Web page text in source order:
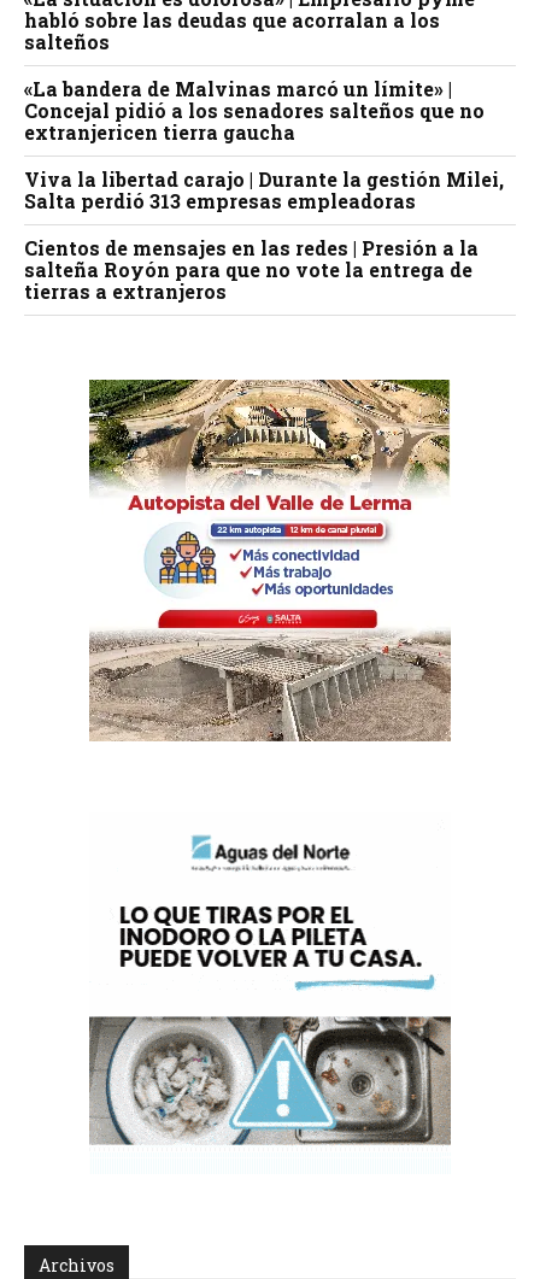
habló sobre las deudas que acorralan a los
salteños
«La bandera de Malvinas marcó un límite» |
Concejal pidió a los senadores salteños que no
extranjericen tierra gaucha
Viva la libertad carajo | Durante la gestión Milei,
Salta perdió 313 empresas empleadoras
Cientos de mensajes en las redes | Presión a la
salteña Royón para que no vote la entrega de
tierras a extranjeros
Archivos